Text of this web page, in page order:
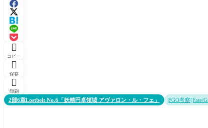

コピー

保存

印刷
2部6章Lostbelt No.6「妖精円卓領域 アヴァロン・ル・フェ」 FGO考察[Fate/